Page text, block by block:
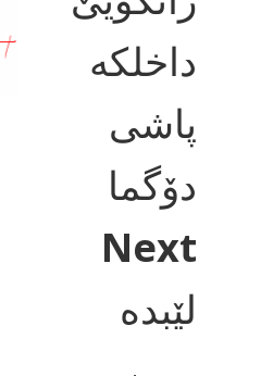
داخلکە
پاشی
دۆگما
Next
لێبدە